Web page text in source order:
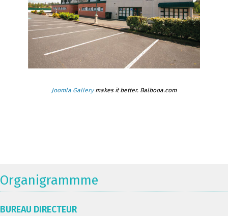
Joomla Gallerymakes it better. Balbooa.com
Organigrammme
BUREAU DIRECTEUR